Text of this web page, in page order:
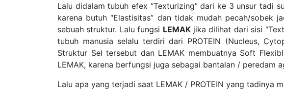
Lalu didalam tubuh efex “Texturizing” dari ke 3 unsur tadi
karena butuh “Elastisitas” dan tidak mudah pecah/
sebuah struktur. Lalu fungsi LEMAKjika dilihat dari sisi
tubuh manusia selalu terdiri dari PROTEIN (Nucleus,
Struktur Sel tersebut dan LEMAK membuatnya Soft
LEMAK, karena berfungsi juga sebagai bantalan / peredam
Lalu apa yang terjadi saat LEMAK / PROTEIN yang